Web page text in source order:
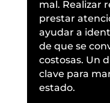
mal. Realizar
prestar
ayudar a
de que se
costosas. Un
clave para
estado.